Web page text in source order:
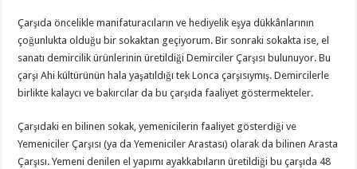
Çarşıda öncelikle manifaturacıların ve hediyelik eşya dükkânlarının
çoğunlukta olduğu bir sokaktan geçiyorum. Bir sonraki sokakta ise, el
sanatı demircilik ürünlerinin üretildiği Demirciler Çarşısı bulunuyor. Bu
çarşı Ahi kültürünün hala yaşatıldığı tek Lonca çarşısıymış. Demircilerle
birlikte kalaycı ve bakırcılar da bu çarşıda faaliyet göstermekteler.
Çarşıdaki en bilinen sokak, yemenicilerin faaliyet gösterdiği ve
Yemeniciler Çarşısı (ya da Yemeniciler Arastası) olarak da bilinen Arasta
Çarşısı. Yemeni denilen el yapımı ayakkabıların üretildiği bu çarşıda 48